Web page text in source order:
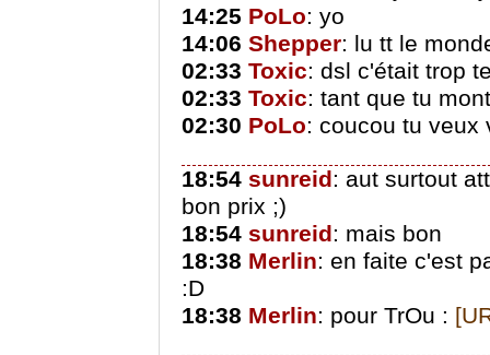
14:25 PoLo: yo
14:06 Shepper: lu tt le
02:33 Toxic: dsl c'était trop
02:33 Toxic: tant que tu
02:30 PoLo: coucou tu veux
18:54 sunreid: aut surtout
bon prix ;)
18:54 sunreid: mais bon
18:38 Merlin: en faite c'est
:D
18:38 Merlin: pour TrOu :